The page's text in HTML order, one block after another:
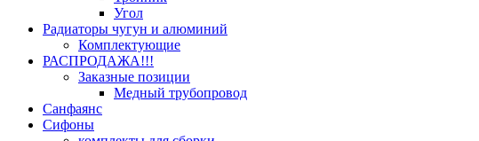
Угол
Радиаторы чугун и алюминий
Комплектующие
РАСПРОДАЖА!!!
Заказные позиции
Медный трубопровод
Санфаянс
Сифоны